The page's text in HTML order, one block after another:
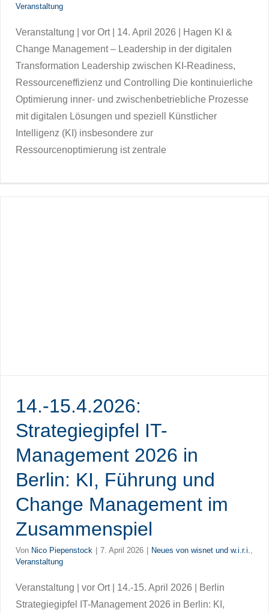
Veranstaltung
Veranstaltung | vor Ort | 14. April 2026 | Hagen KI &
Change Management – Leadership in der digitalen
Transformation Leadership zwischen KI-Readiness,
Ressourceneffizienz und Controlling Die kontinuierliche
Optimierung inner- und zwischenbetriebliche Prozesse
mit digitalen Lösungen und speziell Künstlicher
Intelligenz (KI) insbesondere zur
Ressourcenoptimierung ist zentrale
14.-15.4.2026:
Strategiegipfel IT-
Management 2026 in
Berlin: KI, Führung und
Change Management im
Zusammenspiel
Von Nico Piepenstock 7. April 2026 Neues von wisnet und w.i.r.i.,
Veranstaltung
Veranstaltung | vor Ort | 14.-15. April 2026 | Berlin
Strategiegipfel IT-Management 2026 in Berlin: KI,